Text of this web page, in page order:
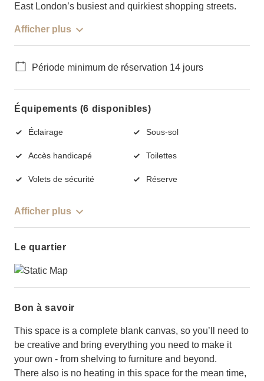
East London’s busiest and quirkiest shopping streets.
Afficher plus
Période minimum de réservation 14 jours
Équipements (6 disponibles)
Éclairage Sous-sol
Accès handicapé Toilettes
Volets de sécurité Réserve
Afficher plus
Le quartier
Bon à savoir
This space is a complete blank canvas, so you’ll need to
be creative and bring everything you need to make it
your own - from shelving to furniture and beyond.
There also is no heating in this space for the mean time,